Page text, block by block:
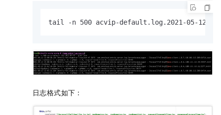
tail -n 500 acvip-default.log.2021-05-12 |
日志格式如下：